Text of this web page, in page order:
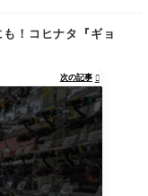
！コヒナタ『ギョ
次の記事 